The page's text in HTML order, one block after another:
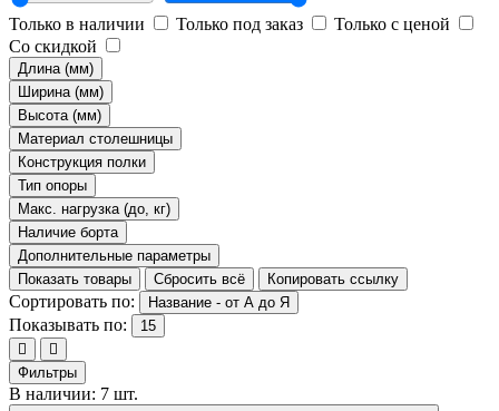
Только в наличии Только под заказ
Только с ценой
Со скидкой
Длина (мм)
Ширина (мм)
Высота (мм)
Материал столешницы
Конструкция полки
Тип опоры
Макс. нагрузка (до, кг)
Наличие борта
Дополнительные параметры
Показать товары
Сбросить всё Копировать ссылку
Сортировать по: Название - от А до Я
Показывать по: 15
Фильтры
В наличии: 7 шт.